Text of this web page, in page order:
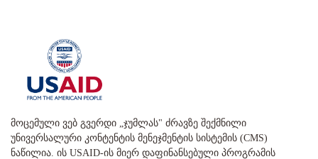
მოცემული ვებ გვერდი „ჯუმლას" ძრავზე შექმნილი
უნივერსალური კონტენტის მენეჯმენტის სისტემის (CMS)
ნაწილია. ის USAID-ის მიერ დაფინანსებული პროგრამის